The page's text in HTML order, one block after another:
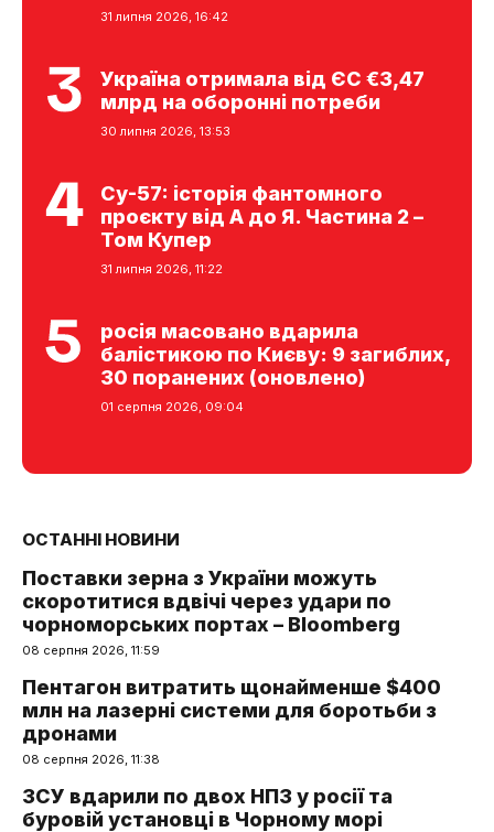
31 липня 2026, 16:42
Україна отримала від ЄС €3,47
млрд на оборонні потреби
30 липня 2026, 13:53
Су-57: історія фантомного
проєкту від А до Я. Частина 2 –
Том Купер
31 липня 2026, 11:22
росія масовано вдарила
балістикою по Києву: 9 загиблих,
30 поранених (оновлено)
01 серпня 2026, 09:04
ОСТАННІ НОВИНИ
Поставки зерна з України можуть
скоротитися вдвічі через удари по
чорноморських портах – Bloomberg
08 серпня 2026, 11:59
Пентагон витратить щонайменше $400
млн на лазерні системи для боротьби з
дронами
08 серпня 2026, 11:38
ЗСУ вдарили по двох НПЗ у росії та
буровій установці в Чорному морі